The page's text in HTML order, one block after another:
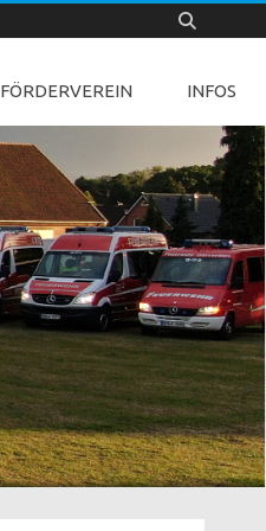
FÖRDERVEREIN INFOS